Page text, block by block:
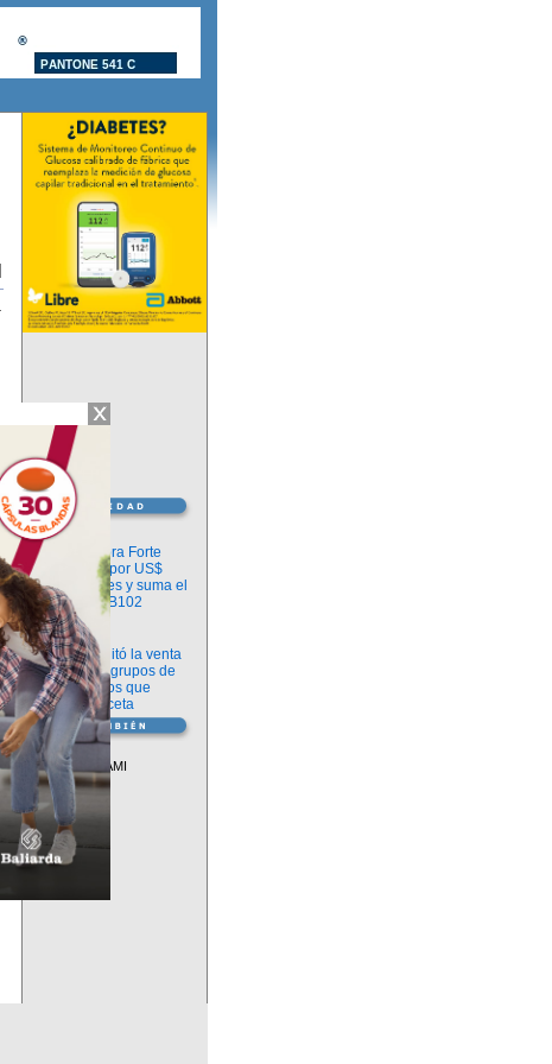
Información
argenx compra Forte
Biosciences por US$
2.200 millones y suma el
anticuerpo FB102
Información
ANMAT habilitó la venta
libre de diez grupos de
medicamentos que
requerían receta
Vademécum
Descuentos PAMI